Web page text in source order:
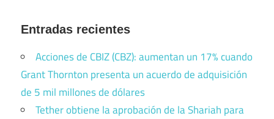
Entradas recientes
Acciones de CBIZ (CBZ): aumentan un 17% cuando
Grant Thornton presenta un acuerdo de adquisición
de 5 mil millones de dólares
Tether obtiene la aprobación de la Shariah para